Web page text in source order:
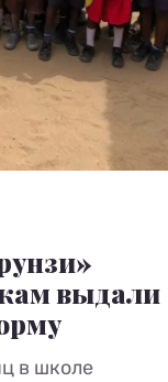
выдали
в школе